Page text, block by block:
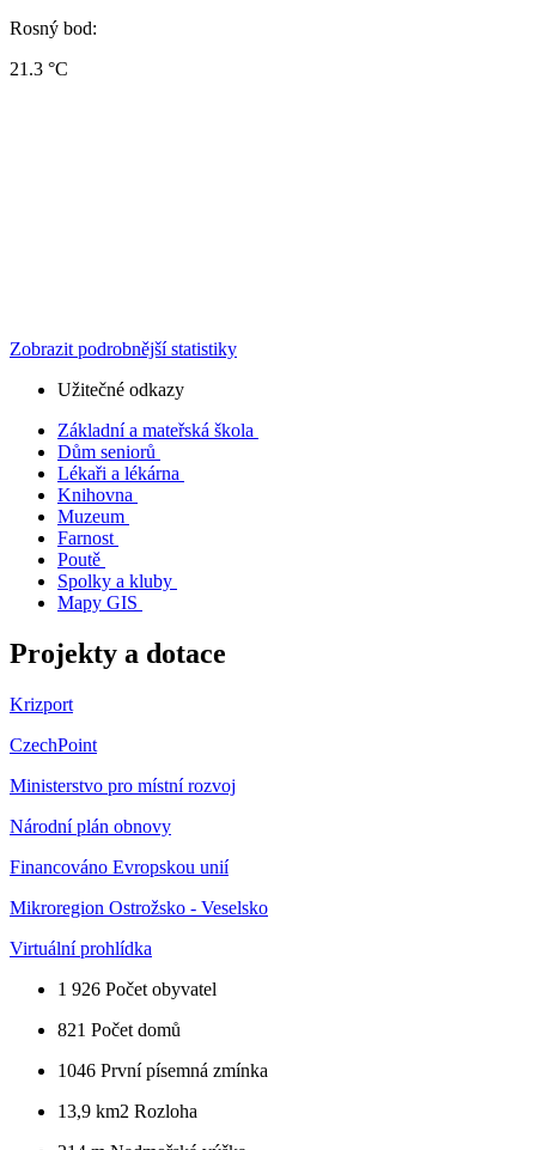
Rosný bod:
21.3 °C
Zobrazit podrobnější statistiky
Užitečné odkazy
Základní a mateřská škola
Dům seniorů
Lékaři a lékárna
Knihovna
Muzeum
Farnost
Poutě
Spolky a kluby
Mapy GIS
Projekty a dotace
Krizport
CzechPoint
Ministerstvo pro místní rozvoj
Národní plán obnovy
Financováno Evropskou unií
Mikroregion Ostrožsko - Veselsko
Virtuální prohlídka
1 926 Počet obyvatel
821 Počet domů
1046 První písemná zmínka
13,9 km2 Rozloha